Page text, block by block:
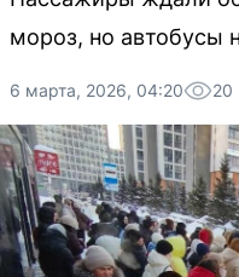
мороз, но автобусы
6 марта, 2026, 04:20 20